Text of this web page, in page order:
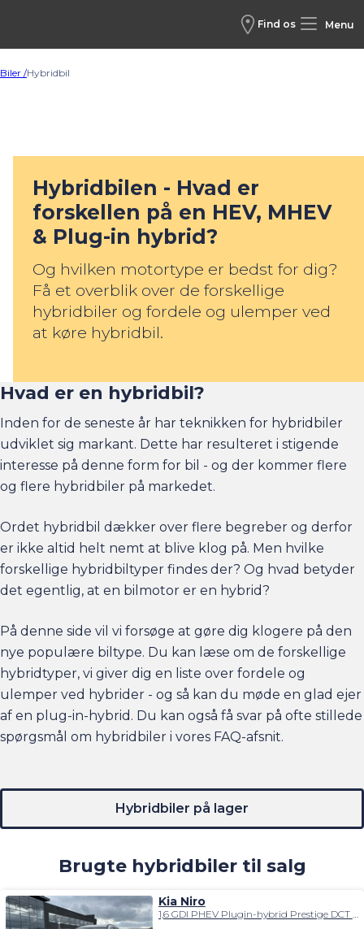
Find os Menu
Biler /Hybridbil
Hybridbilen - Hvad er
forskellen på en HEV, MHEV
& Plug-in hybrid?
Og hvilken motortype er bedst for dig?
Få et overblik over de forskellige
hybridbiler og fordele og ulemper ved
at køre hybridbil.
Hvad er en hybridbil?
Inden for de seneste år har teknikken for hybridbiler
udviklet sig markant. Dette har resulteret i stigende
interesse på denne form for bil - og der kommer flere
og flere hybridbiler på markedet.
Ordet hybridbil dækker over flere begreber og derfor
er ikke altid helt nemt at blive klog på. Men hvilke
forskellige hybridbiltyper findes der? Og hvad betyder
det egentlig, at en bilmotor er en hybrid?
På denne side vil vi forsøge at gøre dig klogere på den
nye populære biltype. Du kan læse om de forskellige
hybridtyper, vi giver dig en liste over fordele og
ulemper ved hybrider - og så kan du møde en glad ejer
af en plug-in-hybrid . Du kan også få svar på ofte stillede
spørgsmål om hybridbiler i vores FAQ-afsnit.
Hybridbiler på lager
Brugte hybridbiler til salg
Kia Niro
1,6 GDI PHEV Plugin-hybrid Prestige DCT 183HK 5d 6g Aut.